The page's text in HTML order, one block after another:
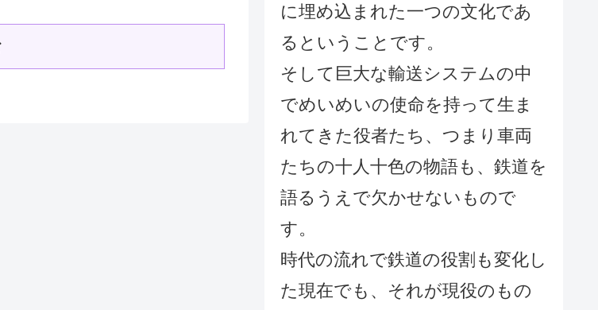
に埋め込まれた一つの文化であ
るということです。
そして巨大な輸送システムの中
でめいめいの使命を持って生ま
れてきた役者たち、つまり車両
たちの十人十色の物語も、鉄道を
語るうえで欠かせないもので
す。
時代の流れで鉄道の役割も変化し
た現在でも、それが現役のもの